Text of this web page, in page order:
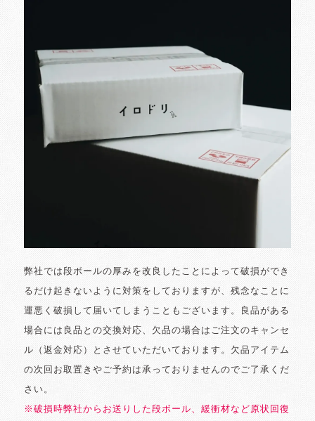
弊社では段ボールの厚みを改良したことによって破損ができ
るだけ起きないように対策をしておりますが、残念なことに
運悪く破損して届いてしまうこともございます。良品がある
場合には良品との交換対応、欠品の場合はご注文のキャンセ
ル（返金対応）とさせていただいております。欠品アイテム
の次回お取置きやご予約は承っておりませんのでご了承くだ
さい。
※破損時弊社からお送りした段ボール、緩衝材など原状回復